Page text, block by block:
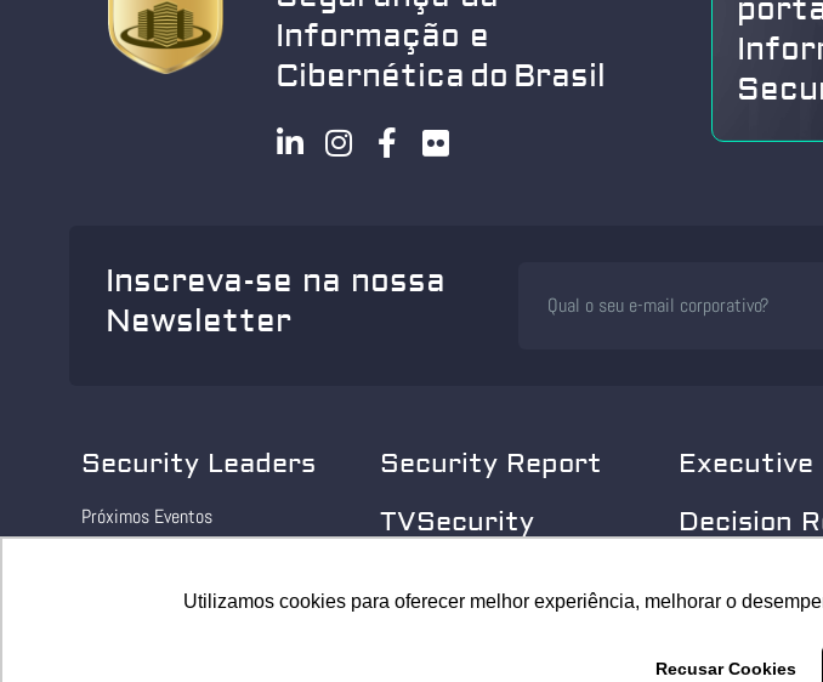
Utilizamos cookies para oferecer melhor experiência, melhorar o
Recusar Cookies
Utilizamos cookies para oferecer melhor experiência, melhorar o
Recusar Cookies
Informação e
Cibernética do Brasil
Inscreva-se na nossa
Newsletter
Security Leaders
Próximos Eventos
Security Report
TVSecurity
Executive
Decision
© 2025 Security Leader.